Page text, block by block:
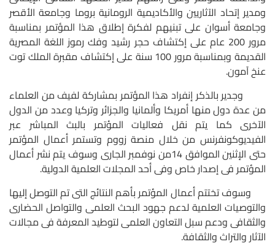
ومدير إتحاد الآثاريين والأكاديمية الرومانية بروما وجامعة الأقصر
وجامعة أسوان على تبنيهم لفكرة إطلاق هذا المؤتمر بمناسبة
مرور 200 عام على إكتشاف حجر رشيد وفك رموز اللغة المصرية
القديمة وبمناسبة مرور 100 سنة على إكتشاف مقبرة الملك توت
عنخ آمون.
وجدير بالذكر إنفراد هذا المؤتمر بمشاركة لفيف من العلماء
من عدة دول منها أمريكا وألمانيا والجزائر وتركيا وعدد من الدول
الآخرى كما يتم نقل فعاليات المؤتمر بالبث المباشر عبر
الفيديوكونفرنس من خلال منصة زووم وتستمر أعمال المؤتمر
حتى الإثنين الموافق 14من نوفمبر الجارى وسوف يتم نشر أعمال
المؤتمر فى إصدار خاص وفى أحد المجلات العلمية الدولية.
وسوف تختتم أعمال المؤتمر بأهم النتائج التى تم التوصل إليها
والتوصيات العلمية لدعم جهود البحث العلمى والتواصل الحضارى
والثقافى ودعم سبل التعاون العلمى لتوطيد المعرفة فى مجالات
الآثار والتراث والثقافة.